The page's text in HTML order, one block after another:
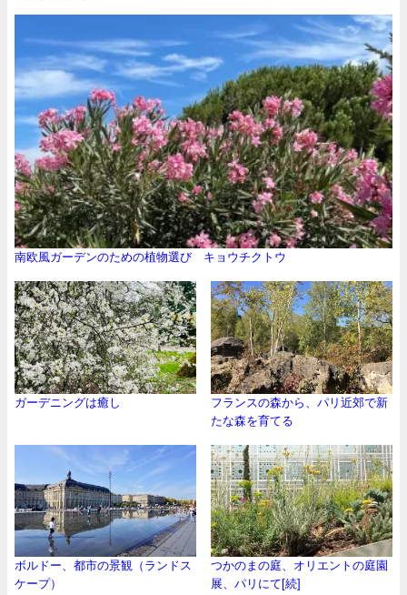
南欧風ガーデンのための植物選び キョウチクトウ
ガーデニングは癒し
フランスの森から、パリ近郊で新
たな森を育てる
ボルドー、都市の景観（ランドス
ケープ）
つかのまの庭、オリエントの庭園
展、パリにて[続]